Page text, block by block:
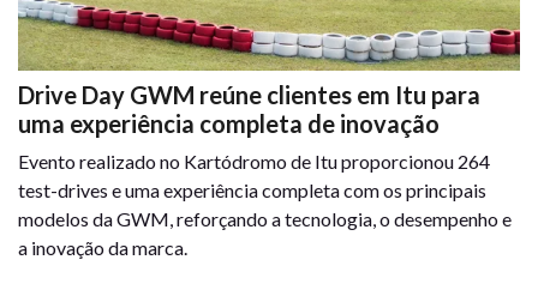
Drive Day GWM reúne clientes em Itu para
uma experiência completa de inovação
Evento realizado no Kartódromo de Itu proporcionou 264
test-drives e uma experiência completa com os principais
modelos da GWM, reforçando a tecnologia, o desempenho e
a inovação da marca.